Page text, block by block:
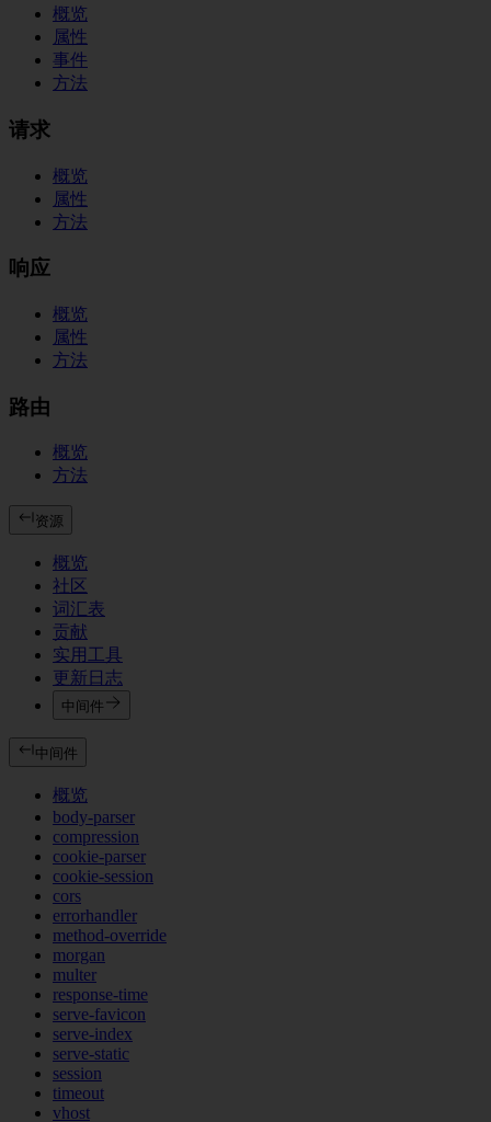
概览
属性
事件
方法
请求
概览
属性
方法
响应
概览
属性
方法
路由
概览
方法
资源
概览
社区
词汇表
贡献
实用工具
更新日志
中间件
中间件
概览
body-parser
compression
cookie-parser
cookie-session
cors
errorhandler
method-override
morgan
multer
response-time
serve-favicon
serve-index
serve-static
session
timeout
vhost